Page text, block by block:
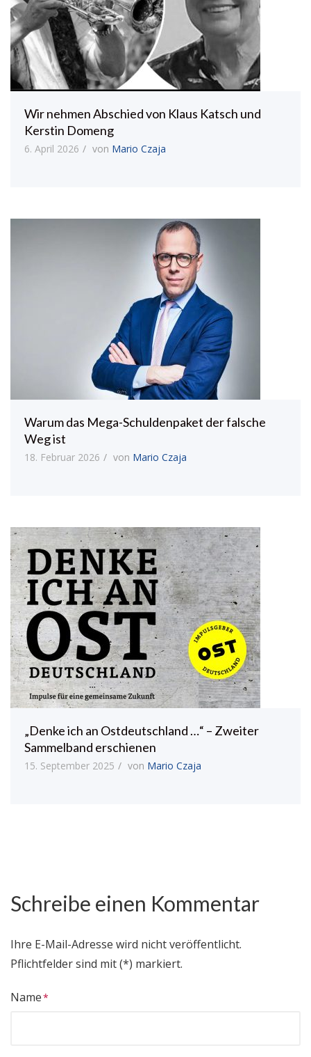
Wir nehmen Abschied von Klaus Katsch und
Kerstin Domeng
6. April 2026 von Mario Czaja
Warum das Mega-Schuldenpaket der falsche
Weg ist
18. Februar 2026 von Mario Czaja
„Denke ich an Ostdeutschland …“ – Zweiter
Sammelband erschienen
15. September 2025 von Mario Czaja
Schreibe einen Kommentar
Ihre E-Mail-Adresse wird nicht veröffentlicht.
Pflichtfelder sind mit (*) markiert.
Name